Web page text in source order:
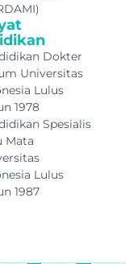
Dokter
Universitas
Lulus
1978
Spesialis
Mata
Lulus
1987